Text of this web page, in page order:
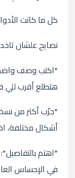
كل ما كانت
نصايح علشان
*اكتب وصف
هتطلع أقرب للي
أشكال مختلفة،
*اهتم
في الإحساس